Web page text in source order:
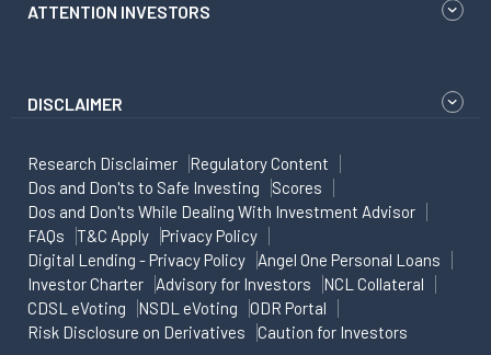
ATTENTION INVESTORS
DISCLAIMER
Research Disclaimer
Regulatory Content
Dos and Don'ts to Safe Investing
Scores
Dos and Don'ts While Dealing With Investment Advisor
FAQs
T&C Apply
Privacy Policy
Digital Lending - Privacy Policy
Angel One Personal Loans
Investor Charter
Advisory for Investors
NCL Collateral
CDSL eVoting
NSDL eVoting
ODR Portal
Risk Disclosure on Derivatives
Caution for Investors